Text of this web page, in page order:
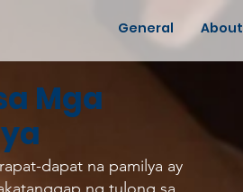
General About
Mga
dapat na pamilya ay